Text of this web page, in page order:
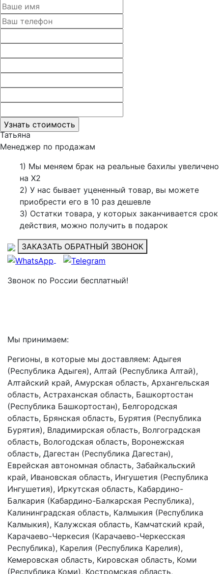
Татьяна
Менеджер по продажам
1) Мы меняем брак на реальные бахилы увеличено
на Х2
2) У нас бывает уцененный товар, вы можете
приобрести его в 10 раз дешевле
3) Остатки товара, у которых заканчивается срок
действия, можно получить в подарок
ЗАКАЗАТЬ ОБРАТНЫЙ ЗВОНОК
Звонок по России бесплатный!
Мы принимаем:
Регионы, в которые мы доставляем: Адыгея
(Республика Адыгея), Алтай (Республика Алтай),
Алтайский край, Амурская область, Архангельская
область, Астраханская область, Башкортостан
(Республика Башкортостан), Белгородская
область, Брянская область, Бурятия (Республика
Бурятия), Владимирская область, Волгоградская
область, Вологодская область, Воронежская
область, Дагестан (Республика Дагестан),
Еврейская автономная область, Забайкальский
край, Ивановская область, Ингушетия (Республика
Ингушетия), Иркутская область, Кабардино-
Балкария (Кабардино-Балкарская Республика),
Калининградская область, Калмыкия (Республика
Калмыкия), Калужская область, Камчатский край,
Карачаево-Черкесия (Карачаево-Черкесская
Республика), Карелия (Республика Карелия),
Кемеровская область, Кировская область, Коми
(Республика Коми), Костромская область,